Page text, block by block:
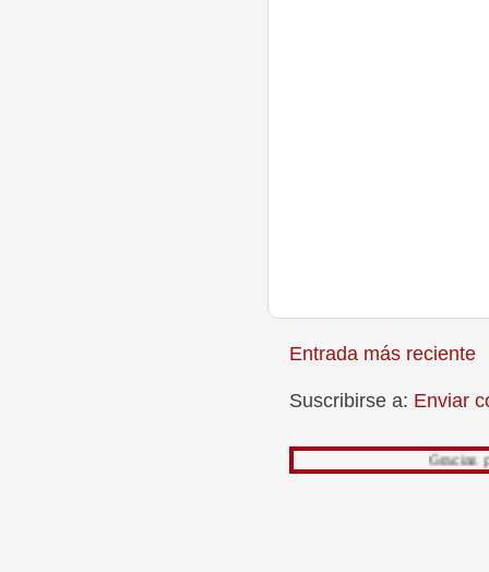
Entrada más reciente
Suscribirse a: Enviar
Gracias por leer mi